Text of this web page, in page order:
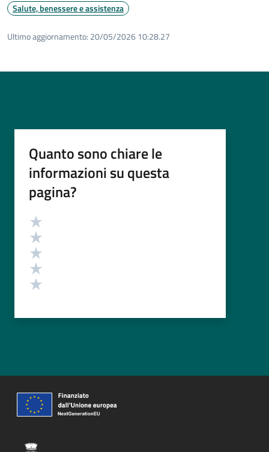
Salute, benessere e assistenza
Ultimo aggiornamento: 20/05/2026 10:28.27
Quanto sono chiare le
informazioni su questa
pagina?
Valutazione